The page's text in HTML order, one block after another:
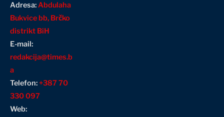
Adresa:Abdulaha
Bukvice bb, Brčko
distrikt BiH
E-mail:
redakcija@times.b
a
Telefon:+387 70
330 097
Web: